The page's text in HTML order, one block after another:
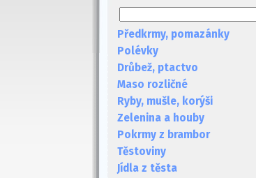
Předkrmy, pomazánky
Polévky
Drůbež, ptactvo
Maso rozličné
Ryby, mušle, korýši
Zelenina a houby
Pokrmy z brambor
Těstoviny
Jídla z těsta